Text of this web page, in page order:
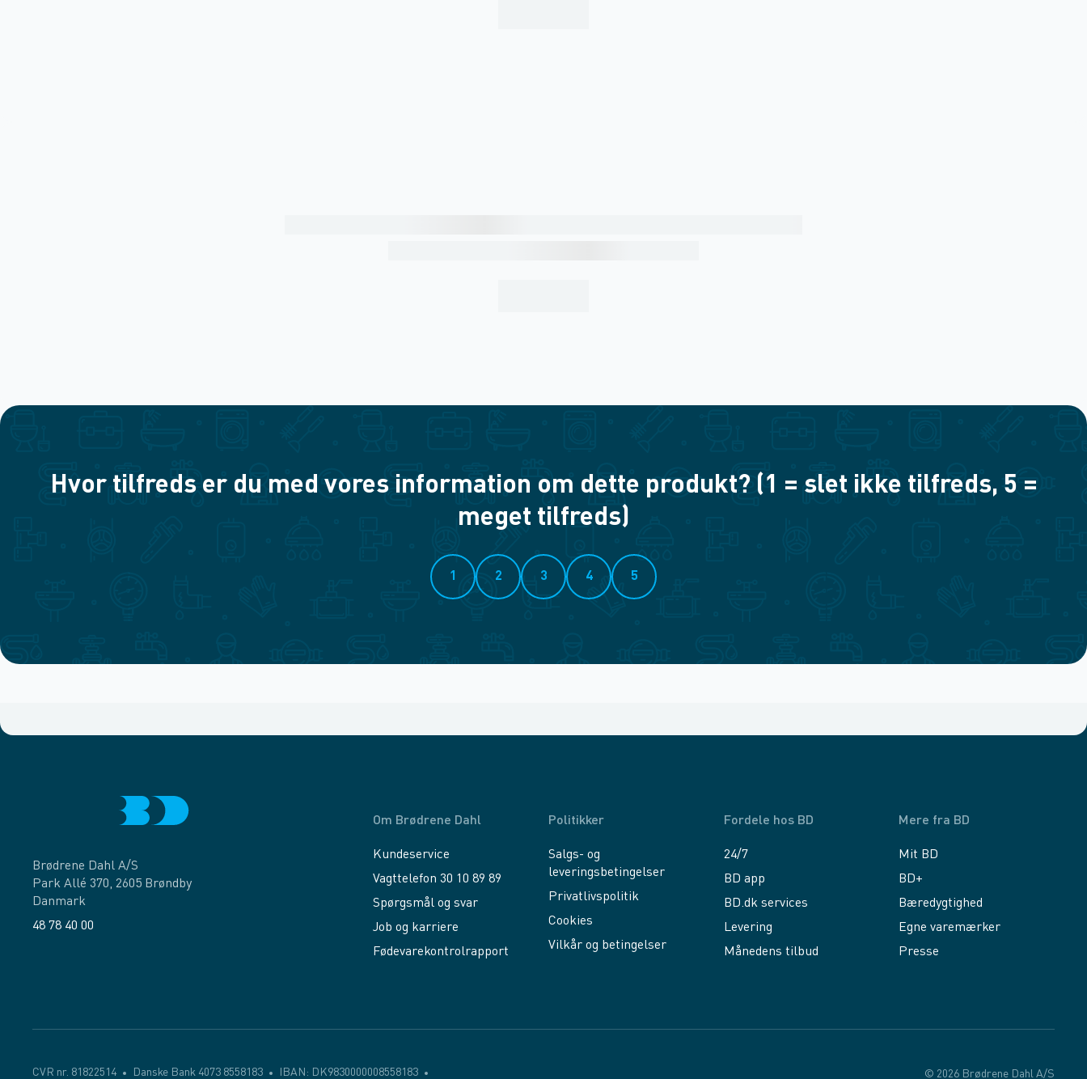
Hvor tilfreds er du med vores information om dette produkt? (1 = slet ikke tilfreds, 5 =
meget tilfreds)
1 2 3 4 5
Brødrene Dahl A/S
Park Allé 370, 2605 Brøndby
Danmark
48 78 40 00
Om Brødrene Dahl
Kundeservice
Vagttelefon 30 10 89 89
Spørgsmål og svar
Job og karriere
Fødevarekontrolrapport
Politikker
Salgs- og
leveringsbetingelser
Privatlivspolitik
Cookies
Vilkår og betingelser
Fordele hos BD
24/7
BD app
BD.dk services
Levering
Månedens tilbud
Mere fra BD
Mit BD
BD+
Bæredygtighed
Egne varemærker
Presse
CVR nr. 81822514 Danske Bank 4073 8558183 IBAN: DK9830000008558183 © 2026 Brødrene Dahl A/S